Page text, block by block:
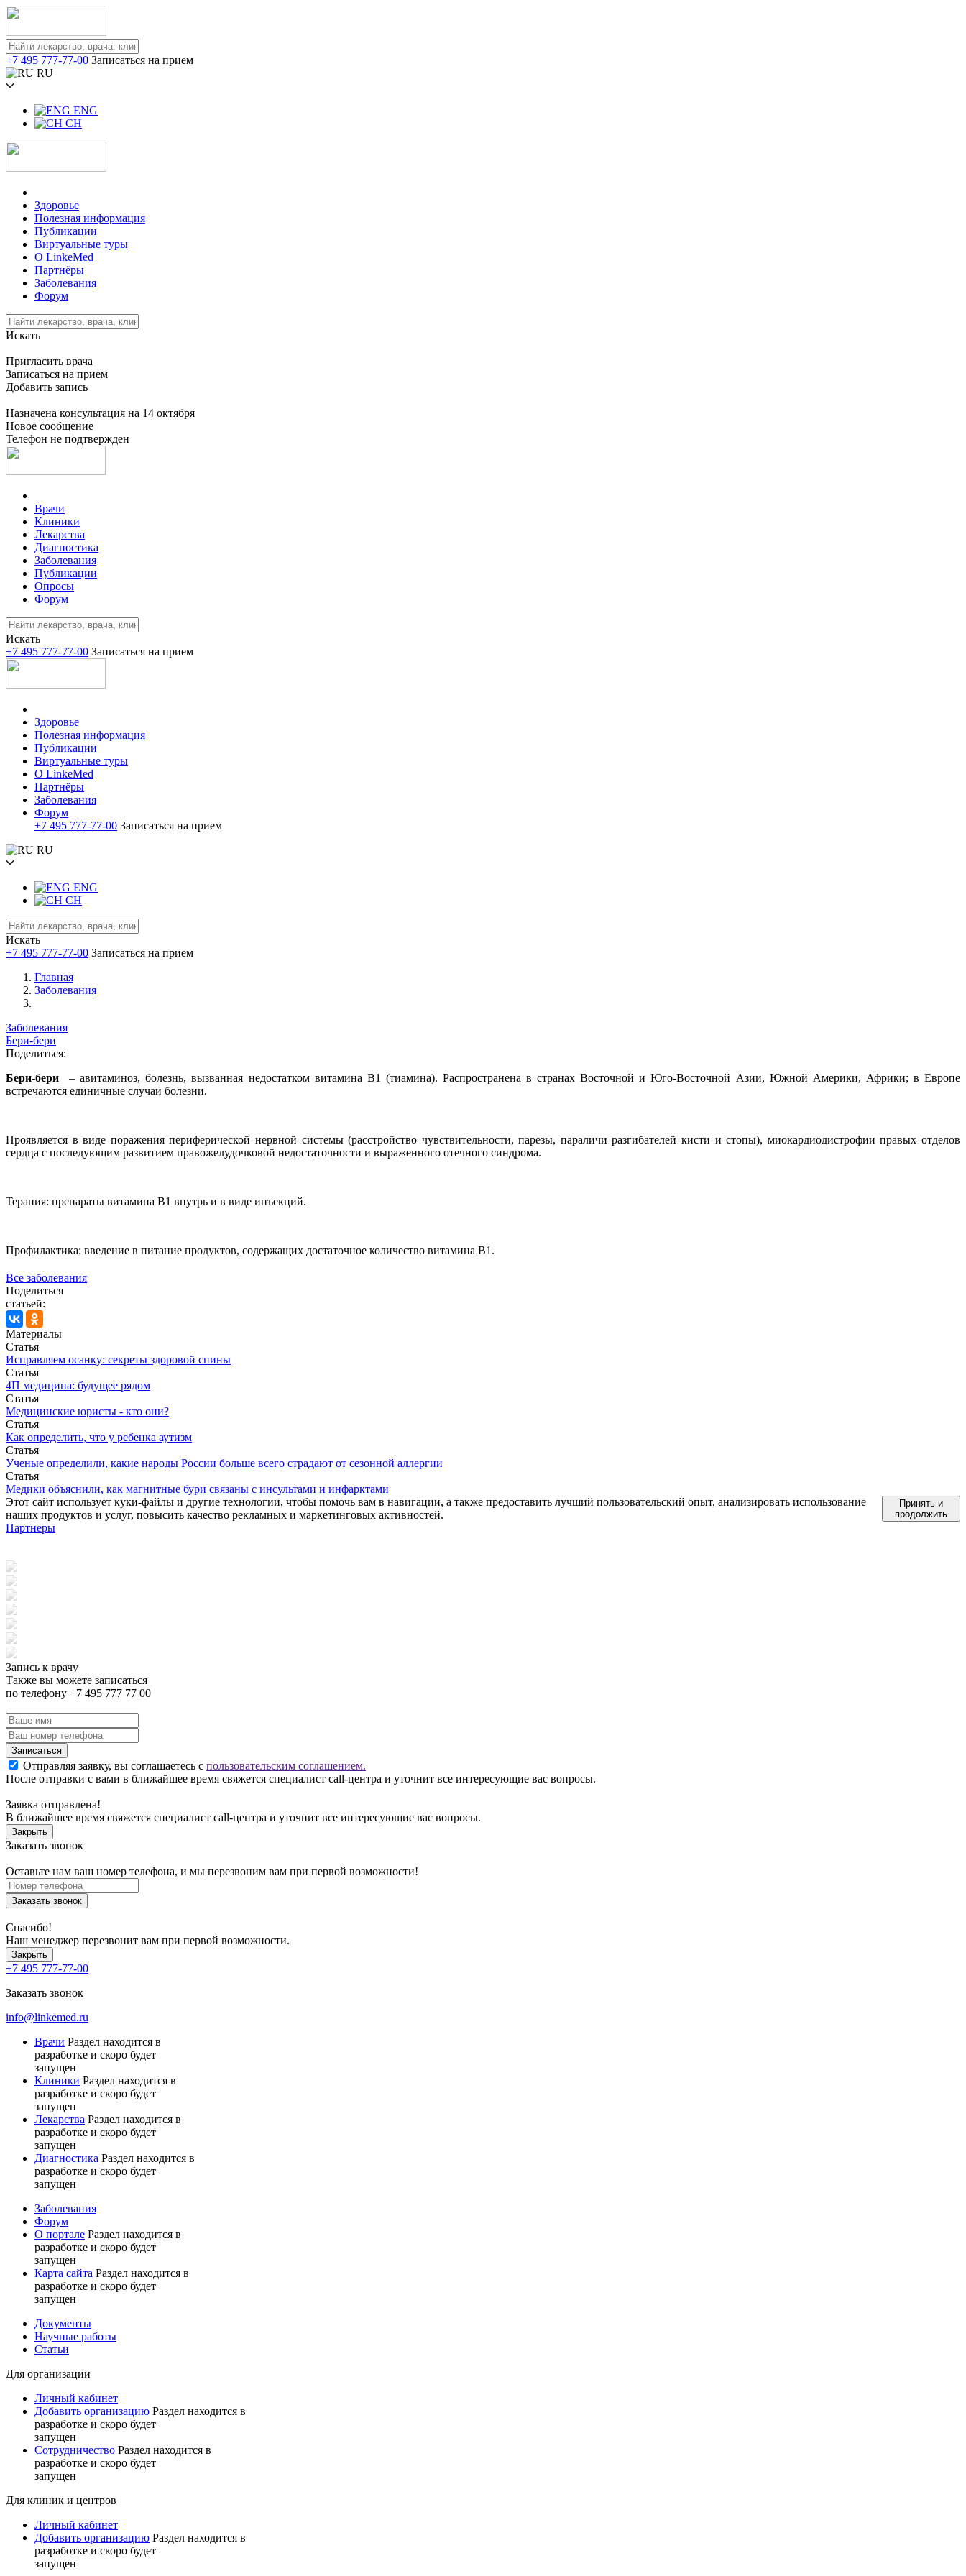
+7 495 777-77-00 Записаться на прием
RU
ENG
CH
Здоровье
Полезная информация
Публикации
Виртуальные туры
О LinkeMed
Партнёры
Заболевания
Форум
Искать
Пригласить врача
Записаться на прием
Добавить запись
Назначена консультация на 14 октября
Новое сообщение
Телефон не подтвержден
Врачи
Клиники
Лекарства
Диагностика
Заболевания
Публикации
Опросы
Форум
Искать
+7 495 777-77-00 Записаться на прием
Здоровье
Полезная информация
Публикации
Виртуальные туры
О LinkeMed
Партнёры
Заболевания
Форум
+7 495 777-77-00 Записаться на прием
RU
ENG
CH
Искать
+7 495 777-77-00 Записаться на прием
Главная
Заболевания
Заболевания
Бери-бери
Поделиться:
Бери-бери – авитаминоз, болезнь, вызванная недостатком витамина В1 (тиамина). Распространена в странах Восточной и Юго-Восточной Азии, Южной Америки, Африки; в Европе
встречаются единичные случаи болезни.
Проявляется в виде поражения периферической нервной системы (расстройство чувствительности, парезы, параличи разгибателей кисти и стопы), миокардиодистрофии правых отделов
сердца с последующим развитием правожелудочковой недостаточности и выраженного отечного синдрома.
Терапия: препараты витамина B1 внутрь и в виде инъекций.
Профилактика: введение в питание продуктов, содержащих достаточное количество витамина B1.
Все заболевания
Поделиться
статьей:
Материалы
Статья
Исправляем осанку: секреты здоровой спины
Статья
4П медицина: будущее рядом
Статья
Медицинские юристы - кто они?
Статья
Как определить, что у ребенка аутизм
Статья
Ученые определили, какие народы России больше всего страдают от сезонной аллергии
Статья
Медики объяснили, как магнитные бури связаны с инсультами и инфарктами
Этот сайт использует куки-файлы и другие технологии, чтобы помочь вам в навигации, а также предоставить лучший пользовательский опыт, анализировать использование
наших продуктов и услуг, повысить качество рекламных и маркетинговых активностей.
Принять и
продолжить
Партнеры
Запись к врачу
Также вы можете записаться
по телефону +7 495 777 77 00
Записаться
Отправляя заявку, вы соглашаетесь с пользовательским соглашением.
После отправки с вами в ближайшее время свяжется специалист call-центра и уточнит все интересующие вас вопросы.
Заявка отправлена!
В ближайшее время свяжется специалист call-центра и уточнит все интересующие вас вопросы.
Закрыть
Заказать звонок
Оставьте нам ваш номер телефона, и мы перезвоним вам при первой возможности!
Заказать звонок
Спасибо!
Наш менеджер перезвонит вам при первой возможности.
Закрыть
+7 495 777-77-00
Заказать звонок
info@linkemed.ru
Врачи Раздел находится в
разработке и скоро будет
запущен
Клиники Раздел находится в
разработке и скоро будет
запущен
Лекарства Раздел находится в
разработке и скоро будет
запущен
Диагностика Раздел находится в
разработке и скоро будет
запущен
Заболевания
Форум
О портале Раздел находится в
разработке и скоро будет
запущен
Карта сайта Раздел находится в
разработке и скоро будет
запущен
Документы
Научные работы
Статьи
Для организации
Личный кабинет
Добавить организацию Раздел находится в
разработке и скоро будет
запущен
Сотрудничество Раздел находится в
разработке и скоро будет
запущен
Для клиник и центров
Личный кабинет
Добавить организацию Раздел находится в
разработке и скоро будет
запущен